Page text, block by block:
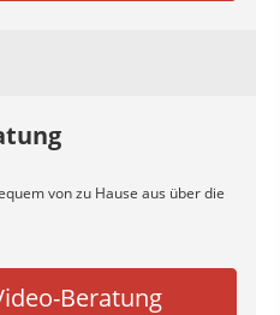
von zu Hause aus über die
Beratung